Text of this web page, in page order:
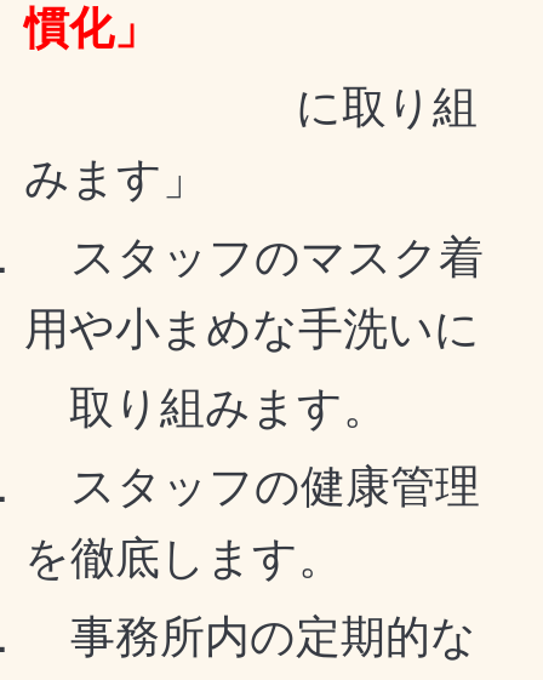
慣化」
に取り組
みます」
スタッフのマスク着
用や小まめな手洗いに
取り組みます。
スタッフの健康管理
を徹底します。
事務所内の定期的な